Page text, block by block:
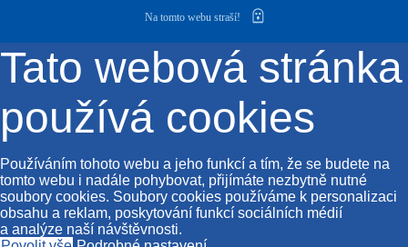
Na tomto webu straší!
Tato webová stránka
používá cookies
Používáním tohoto webu a jeho funkcí a tím, že se budete na
tomto webu i nadále pohybovat, přijímáte nezbytně nutné
soubory cookies. Soubory cookies používáme k personalizaci
obsahu a reklam, poskytování funkcí sociálních médií
a analýze naší návštěvnosti.